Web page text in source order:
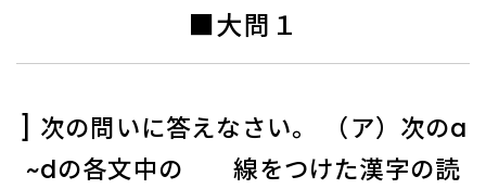
■大問１
] 次の問いに答えなさい。 （ア）次のa
~dの各文中の 線をつけた漢字の読